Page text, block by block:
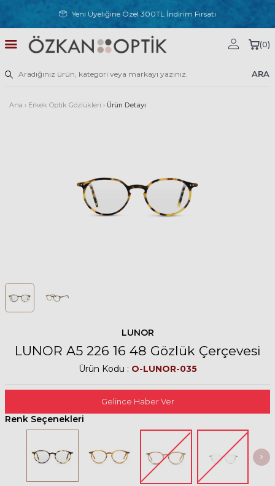
Yeni Üyeliğine Özel 300TL İndirim Fırsatı
ARA
(0)
Ana › Erkek Optik Gözlükleri › Ürün Detayı
LUNOR
LUNOR A5 226 16 48 Gözlük Çerçevesi
Ürün Kodu : O-LUNOR-035
Gelince Haber Ver
Renk Seçenekleri